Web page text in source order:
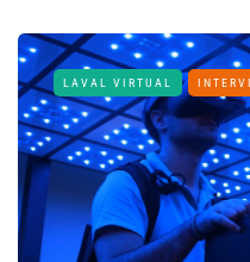
LAVAL VIRTUAL